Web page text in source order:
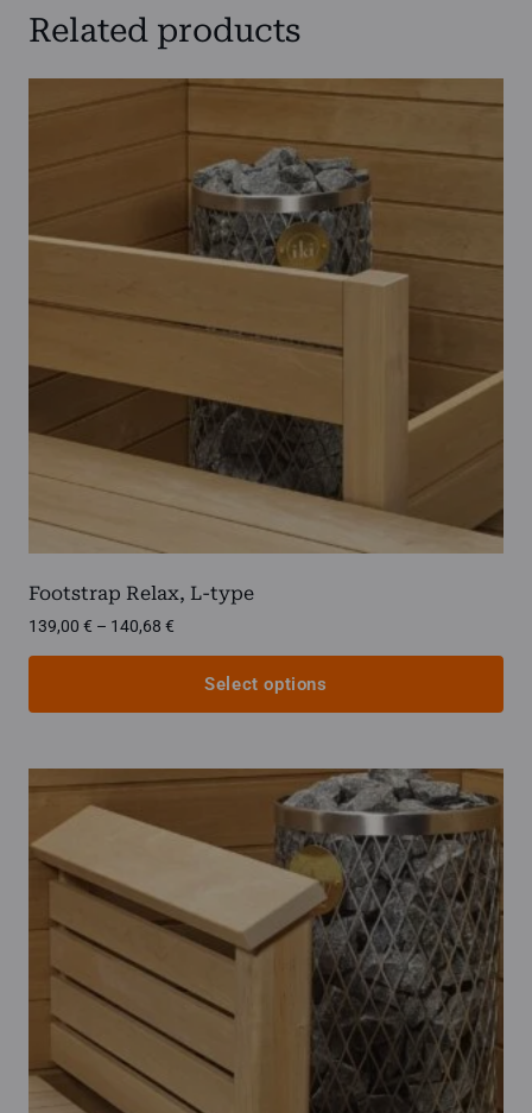
Related products
Footstrap Relax, L-type
139,00 € – 140,68 €
139,00 €
through
140,68 €
Select options
has
multiple
variants.
The
options
may
chosen
product
page